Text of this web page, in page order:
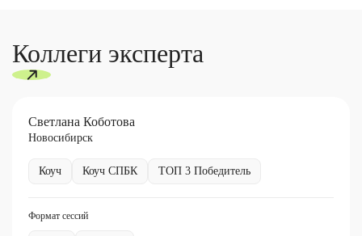
Коллеги эксперта
Светлана Коботова
Новосибирск
Коуч Коуч СПБК ТОП 3 Победитель
Формат сессий